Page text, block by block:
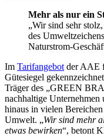
Mehr als nur ein
„Wir sind sehr
des
Naturstrom-
Im Tarifangebot der AAE
Gütesiegel
Träger des „GREEN
nachhaltige Unternehmen
hinaus in vielen
Umwelt. „Wir sind mehr
etwas bewirken“, betont